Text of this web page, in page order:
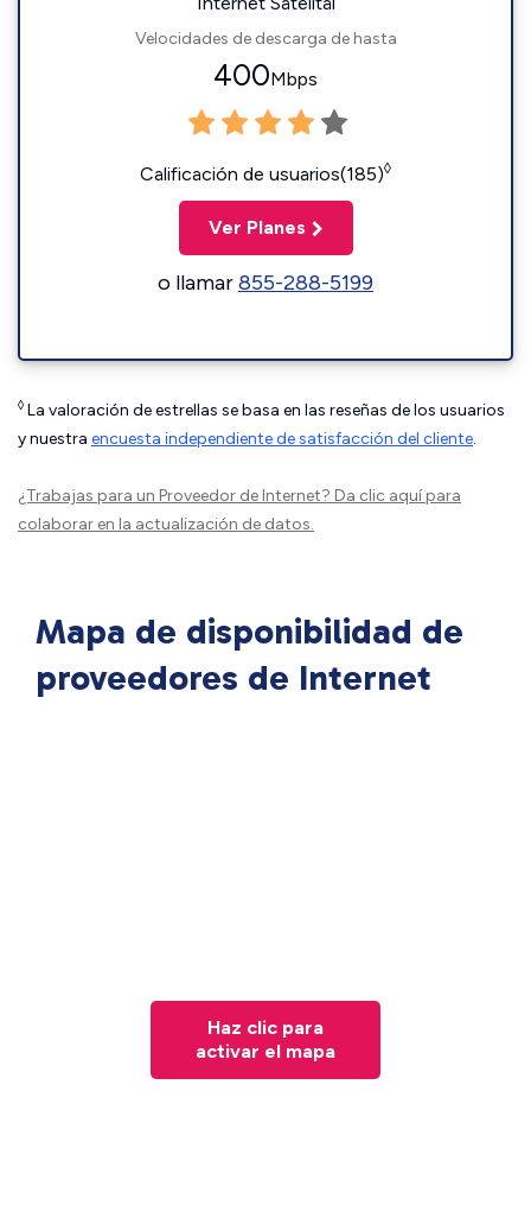
Velocidades de descarga de hasta
400Mbps
Calificación de usuarios(185)◊
Ver Planes
o llamar855-288-5199
◊ La valoración de estrellas se basa en las reseñas de los usuarios
y nuestra encuesta independiente de satisfacción del cliente.
¿Trabajas para un Proveedor de Internet? Da clic aquípara
colaborar en la actualización de datos.
Mapa de disponibilidad de
proveedores de Internet
Haz clic para
activar el mapa